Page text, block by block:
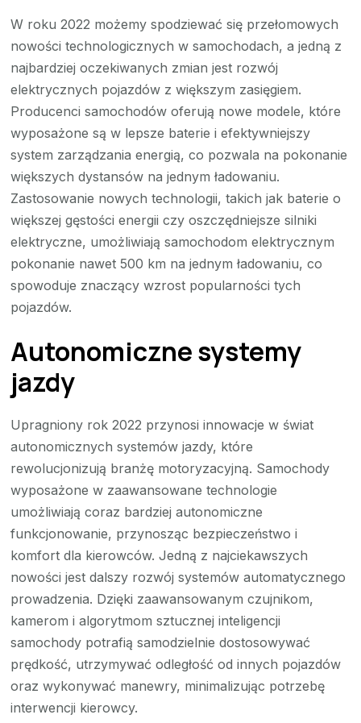
W roku 2022 możemy spodziewać się przełomowych
nowości technologicznych w samochodach, a jedną z
najbardziej oczekiwanych zmian jest rozwój
elektrycznych pojazdów z większym zasięgiem.
Producenci samochodów oferują nowe modele, które
wyposażone są w lepsze baterie i efektywniejszy
system zarządzania energią, co pozwala na pokonanie
większych dystansów na jednym ładowaniu.
Zastosowanie nowych technologii, takich jak baterie o
większej gęstości energii czy oszczędniejsze silniki
elektryczne, umożliwiają samochodom elektrycznym
pokonanie nawet 500 km na jednym ładowaniu, co
spowoduje znaczący wzrost popularności tych
pojazdów.
Autonomiczne systemy
jazdy
Upragniony rok 2022 przynosi innowacje w świat
autonomicznych systemów jazdy, które
rewolucjonizują branżę motoryzacyjną. Samochody
wyposażone w zaawansowane technologie
umożliwiają coraz bardziej autonomiczne
funkcjonowanie, przynosząc bezpieczeństwo i
komfort dla kierowców. Jedną z najciekawszych
nowości jest dalszy rozwój systemów automatycznego
prowadzenia. Dzięki zaawansowanym czujnikom,
kamerom i algorytmom sztucznej inteligencji
samochody potrafią samodzielnie dostosowywać
prędkość, utrzymywać odległość od innych pojazdów
oraz wykonywać manewry, minimalizując potrzebę
interwencji kierowcy.